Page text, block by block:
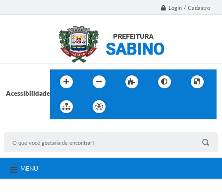
Login / Cadastro
Acessibilidade
MENU